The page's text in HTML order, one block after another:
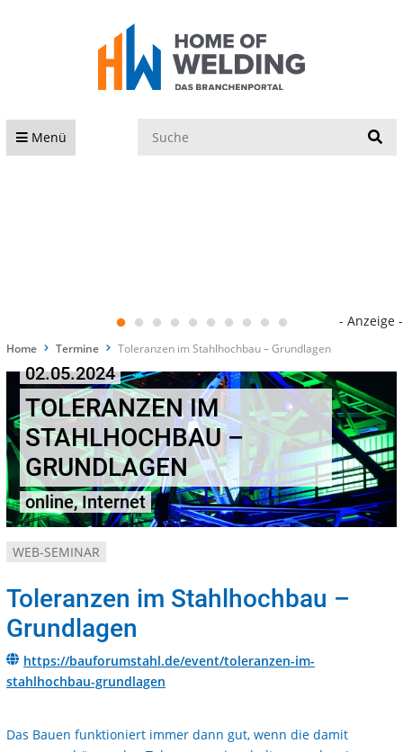
Menü
- Anzeige -
Home Termine Toleranzen im Stahlhochbau – Grundlagen
02.05.2024
TOLERANZEN IM
STAHLHOCHBAU –
GRUNDLAGEN
online, Internet
WEB-SEMINAR
Toleranzen im Stahlhochbau –
Grundlagen
https://bauforumstahl.de/event/toleranzen-im-
stahlhochbau-grundlagen
Das Bauen funktioniert immer dann gut, wenn die damit